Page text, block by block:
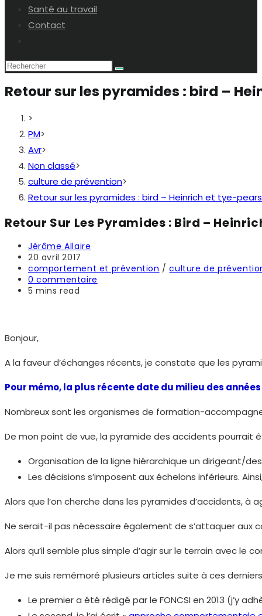
Santé au travail
Contact
search
Retour sur les pyramides : bird –
>
PM>
Avr>
Non classé>
culture de prévention>
Retour sur les pyramides : bird – Heinrich et tye-
Retour Sur Les Pyramides : Bird –
Auteur/autrice
de
la
publication :
Jérôme Allaire
Publication
publiée :
20 avril 2017
Post
category:
comportement et prévention / culture de
Commentaires
de
0 commentaire
Temps
5 mins read
Bonjour,
A la faveur d’échanges récents, je constate que les
Pour mémo, la plus récente date du milieu des
Nombreux sont les organismes de formation-
De mon point de vue, la pyramide des accidents pourrait
Organisation de la ligne hiérarchique un dirigeant/
Les décisions s’imposent aux échelons inférieurs.
Alors que l’on cherche dans les pyramides d’accidents,
Ne serait-il pas nécessaire également de s’attaquer aux
Alors qu’il semble plus simple d’agir sur le terrain avec
Je me suis remémoré plusieurs articles suite à ces
Le premier a été rédigé par le FONCSI en 2013 (j’y